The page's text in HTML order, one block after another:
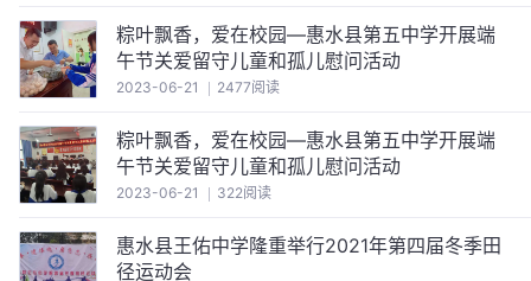
粽叶飘香，爱在校园—惠水县第五中学开展端
午节关爱留守儿童和孤儿慰问活动
2023-06-21 2477阅读
粽叶飘香，爱在校园—惠水县第五中学开展端
午节关爱留守儿童和孤儿慰问活动
2023-06-21 322阅读
惠水县王佑中学隆重举行2021年第四届冬季田
径运动会